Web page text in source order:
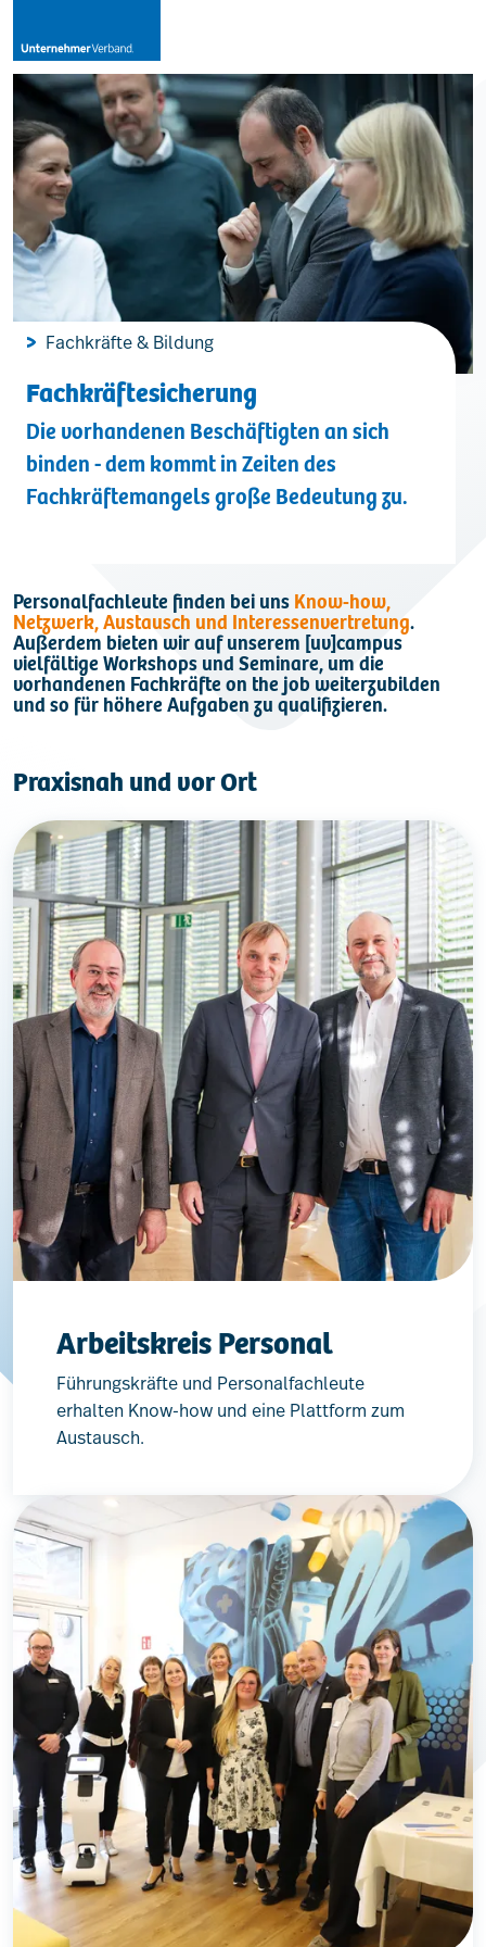
Leistungen
Mitglieder
[uv]campus | Seminare
News & Termine
Verband
Kontakt
Fachkräfte & Bildung
Fachkräftesicherung
Die vorhandenen Beschäftigten an sich
binden - dem kommt in Zeiten des
Fachkräftemangels große Bedeutung zu.
Personalfachleute finden bei unsKnow-how,
Netzwerk, Austausch und Interessenvertretung.
Außerdem bieten wir auf unserem [uv]campus
vielfältige Workshops und Seminare, um die
vorhandenen Fachkräfte on the job weiterzubilden
und so für höhere Aufgaben zu qualifizieren.
Praxisnah und vor Ort
Arbeitskreis Personal
Führungskräfte und Personalfachleute
erhalten Know-how und eine Plattform zum
Austausch.